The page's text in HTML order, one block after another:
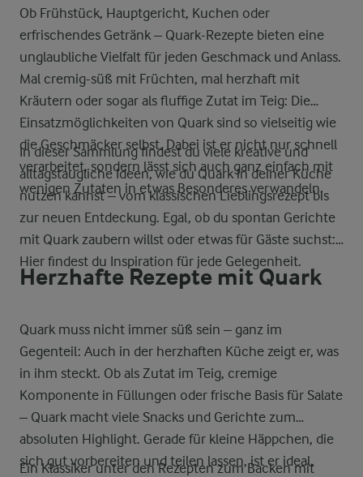
Ob Frühstück, Hauptgericht, Kuchen oder
erfrischendes Getränk – Quark-Rezepte bieten eine
unglaubliche Vielfalt für jeden Geschmack und Anlass.
Mal cremig-süß mit Früchten, mal herzhaft mit
Kräutern oder sogar als fluffige Zutat im Teig: Die
Einsatzmöglichkeiten von Quark sind so vielseitig wie
die Geschmäcker selbst. Dabei ist er nicht nur schnell
verarbeitet, sondern lässt sich auch ganz einfach mit
wenigen Zutaten in etwas Besonderes verwandeln.
In dieser Sammlung findest du viele kreative und
alltagstaugliche Ideen, wie du Quark in deiner Küche
nutzen kannst – vom klassischen Lieblingsrezept bis
zur neuen Entdeckung. Egal, ob du spontan Gerichte
mit Quark zaubern willst oder etwas für Gäste suchst:
Hier findest du Inspiration für jede Gelegenheit.
Herzhafte Rezepte mit Quark
Quark muss nicht immer süß sein – ganz im
Gegenteil: Auch in der herzhaften Küche zeigt er, was
in ihm steckt. Ob als Zutat im Teig, cremige
Komponente in Füllungen oder frische Basis für Salate
– Quark macht viele Snacks und Gerichte zum
absoluten Highlight. Gerade für kleine Häppchen, die
sich gut vorbereiten und teilen lassen, ist er ideal.
Ein Klassiker unter den Rezepten zum Backen mit